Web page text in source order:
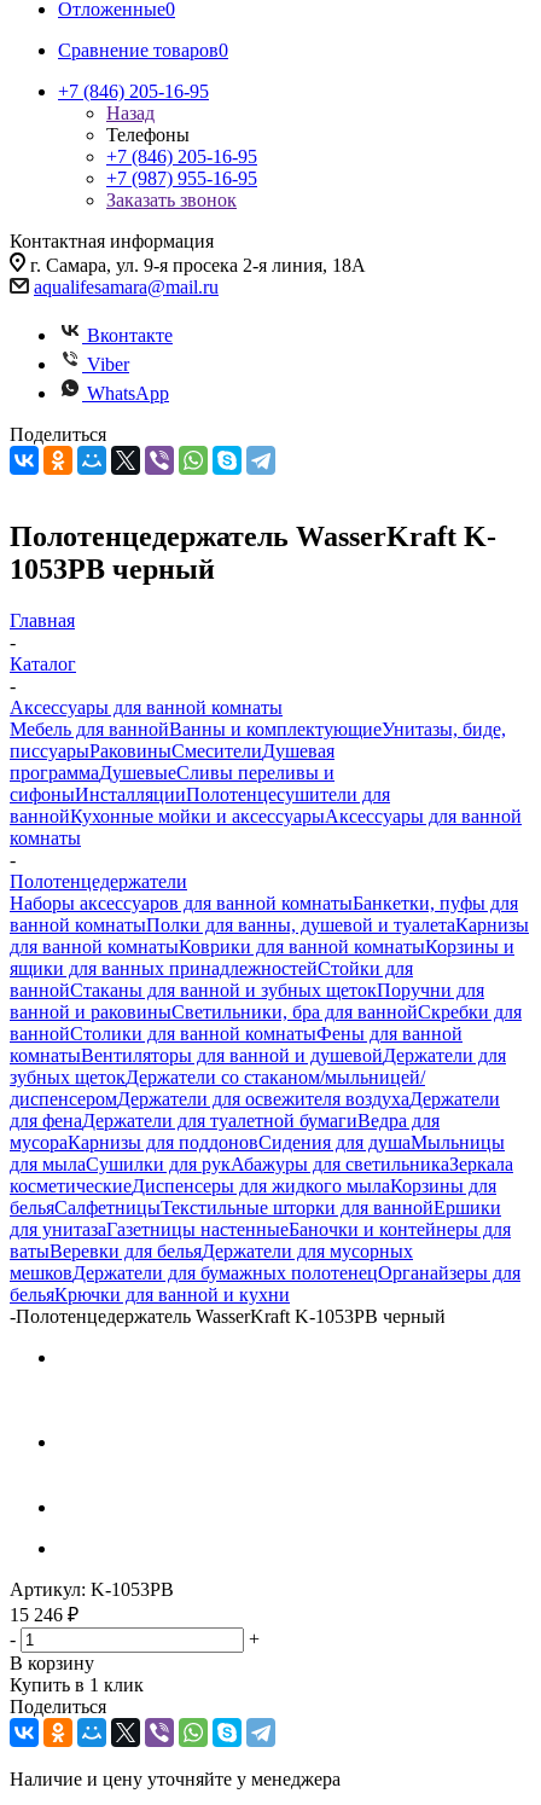
Отложенные0
Сравнение товаров0
+7 (846) 205-16-95
Назад
Телефоны
+7 (846) 205-16-95
+7 (987) 955-16-95
Заказать звонок
Контактная информация
г. Самара, ул. 9-я просека 2-я линия, 18А
aqualifesamara@mail.ru
Вконтакте
Viber
WhatsApp
Поделиться
Полотенцедержатель WasserKraft K-
1053PB черный
Главная
-
Каталог
-
Аксессуары для ванной комнаты
Мебель для ваннойВанны и комплектующиеУнитазы, биде,
писсуарыРаковиныСмесителиДушевая
программаДушевыеСливы переливы и
сифоныИнсталляцииПолотенцесушители для
ваннойКухонные мойки и аксессуарыАксессуары для ванной
комнаты
-
Полотенцедержатели
Наборы аксессуаров для ванной комнатыБанкетки, пуфы для
ванной комнатыПолки для ванны, душевой и туалетаКарнизы
для ванной комнатыКоврики для ванной комнатыКорзины и
ящики для ванных принадлежностейСтойки для
ваннойСтаканы для ванной и зубных щетокПоручни для
ванной и раковиныСветильники, бра для ваннойСкребки для
ваннойСтолики для ванной комнатыФены для ванной
комнатыВентиляторы для ванной и душевойДержатели для
зубных щетокДержатели со стаканом/мыльницей/
диспенсеромДержатели для освежителя воздухаДержатели
для фенаДержатели для туалетной бумагиВедра для
мусораКарнизы для поддоновСидения для душаМыльницы
для мылаСушилки для рукАбажуры для светильникаЗеркала
косметическиеДиспенсеры для жидкого мылаКорзины для
бельяСалфетницыТекстильные шторки для ваннойЕршики
для унитазаГазетницы настенныеБаночки и контейнеры для
ватыВеревки для бельяДержатели для мусорных
мешковДержатели для бумажных полотенецОрганайзеры для
бельяКрючки для ванной и кухни
-Полотенцедержатель WasserKraft K-1053PB черный
Артикул: K-1053PB
15 246 ₽
-
+
В корзину
Купить в 1 клик
Поделиться
Наличие и цену уточняйте у менеджера